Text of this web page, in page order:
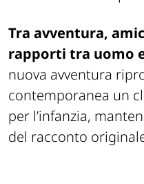
Tra avventura,
rapporti tra uomo
nuova avventura
contemporanea un
per l’infanzia,
del racconto